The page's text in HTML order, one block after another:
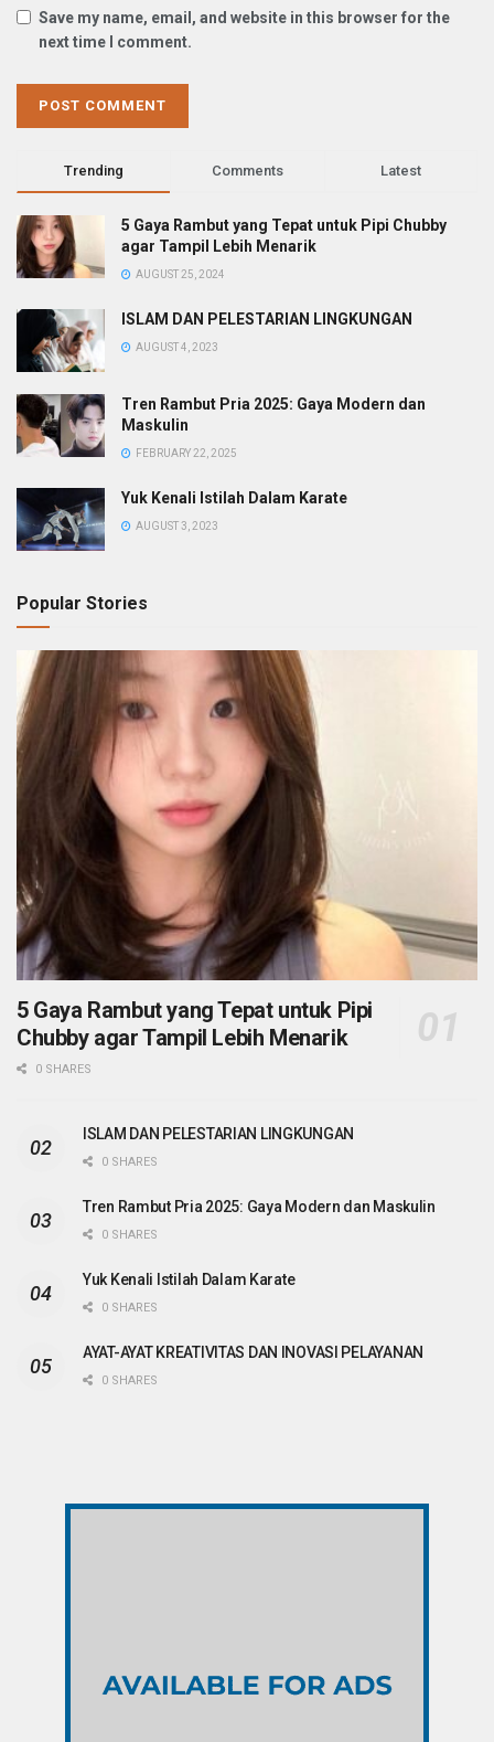
Save my name, email, and website in this browser for the
next time I comment.
Trending Comments Latest
5 Gaya Rambut yang Tepat untuk Pipi Chubby
agar Tampil Lebih Menarik
AUGUST 25, 2024
ISLAM DAN PELESTARIAN LINGKUNGAN
AUGUST 4, 2023
Tren Rambut Pria 2025: Gaya Modern dan
Maskulin
FEBRUARY 22, 2025
Yuk Kenali Istilah Dalam Karate
AUGUST 3, 2023
Popular Stories
5 Gaya Rambut yang Tepat untuk Pipi
Chubby agar Tampil Lebih Menarik
0 SHARES
ISLAM DAN PELESTARIAN LINGKUNGAN
0 SHARES
Tren Rambut Pria 2025: Gaya Modern dan Maskulin
0 SHARES
Yuk Kenali Istilah Dalam Karate
0 SHARES
AYAT-AYAT KREATIVITAS DAN INOVASI PELAYANAN
0 SHARES